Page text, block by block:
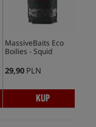
MassiveBaits Eco
Boilies - Squid
29,90 PLN
KUP